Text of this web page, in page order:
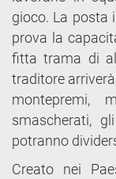
gioco. La posta
prova la
fitta trama di
traditore
smascherati,
potranno
Creato nei